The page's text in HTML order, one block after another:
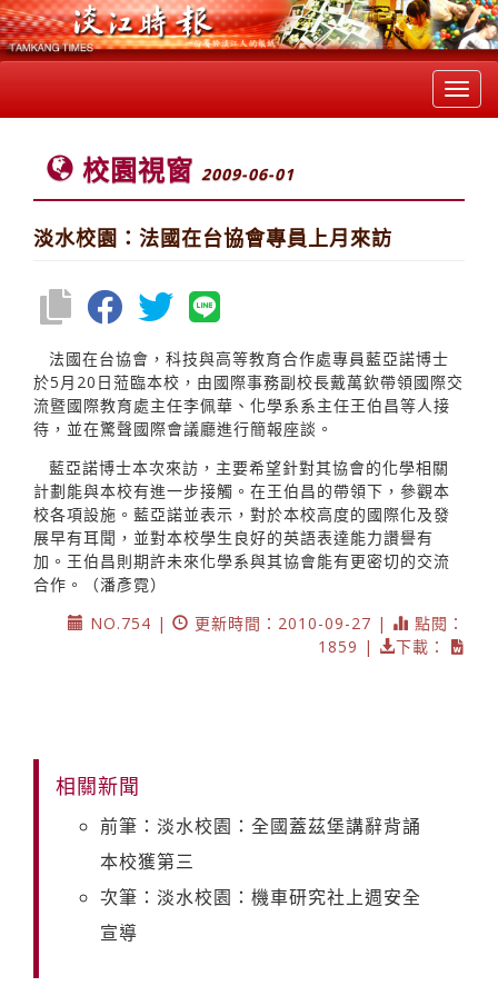
校園視窗 2009-06-01
淡水校園：法國在台協會專員上月來訪
法國在台協會，科技與高等教育合作處專員藍亞諾博士
於5月20日蒞臨本校，由國際事務副校長戴萬欽帶領國際交
流暨國際教育處主任李佩華、化學系系主任王伯昌等人接
待，並在驚聲國際會議廳進行簡報座談。
藍亞諾博士本次來訪，主要希望針對其協會的化學相關
計劃能與本校有進一步接觸。在王伯昌的帶領下，參觀本
校各項設施。藍亞諾並表示，對於本校高度的國際化及發
展早有耳聞，並對本校學生良好的英語表達能力讚譽有
加。王伯昌則期許未來化學系與其協會能有更密切的交流
合作。（潘彥霓）
NO.754 |
更新時間：2010-09-27 |
點閱：
1859 |
下載：
相關新聞
前筆：淡水校園：全國蓋茲堡講辭背誦
本校獲第三
次筆：淡水校園：機車研究社上週安全
宣導